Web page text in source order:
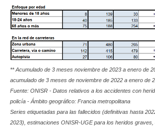
** Acumulado de 3 meses noviembre de 2023 a enero de
acumulado de 3 meses de noviembre de 2022 a enero de
Fuente: ONISR - Datos relativos a los accidentes con
policía - Ámbito geográfico: Francia metropolitana
Series etiquetadas para las fallecidos (definitivas hasta
2023), estimaciones ONISR-UGE para los heridos